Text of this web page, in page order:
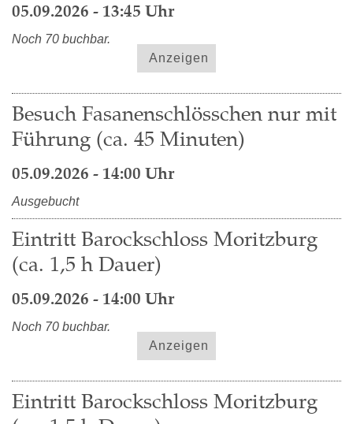
05.09.2026 - 13:45 Uhr
Noch 70 buchbar.
Anzeigen
Besuch Fasanenschlösschen nur mit
Führung (ca. 45 Minuten)
05.09.2026 - 14:00 Uhr
Ausgebucht
Eintritt Barockschloss Moritzburg
(ca. 1,5 h Dauer)
05.09.2026 - 14:00 Uhr
Noch 70 buchbar.
Anzeigen
Eintritt Barockschloss Moritzburg